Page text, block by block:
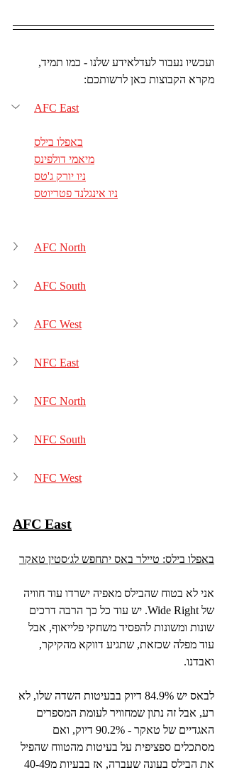
ועכשיו נעבור לעדלאידע שלנו - כמו תמיד,
מקרא הקבוצות כאן לרשותכם:
AFC East
באפלו בילס
מיאמי דולפינס
ניו יורק ג'טס
ניו אינגלנד פטריוטס
AFC North
AFC South
AFC West
NFC East
NFC North
NFC South
NFC West
AFC East
באפלו בילס: טיילר באס יתחפש לג׳סטין טאקר
אני לא בטוח שהבילס מאפיה ישרדו עוד חוויה
של Wide Right. יש עוד כל כך הרבה דרכים
שונות ומשונות להפסיד משחקי פלייאוף, אבל
עוד מפלה שכזאת, שתגיע דווקא מהקיקר,
ואבדנו.
לבאס יש 84.9% דיוק בבעיטות השדה שלו, לא
רע, אבל זה נתון שמחוויר לעומת המספרים
האגדיים של טאקר - 90.2% דיוק, ואם
מסתכלים ספציפית על בעיטות מהטווח שהפיל